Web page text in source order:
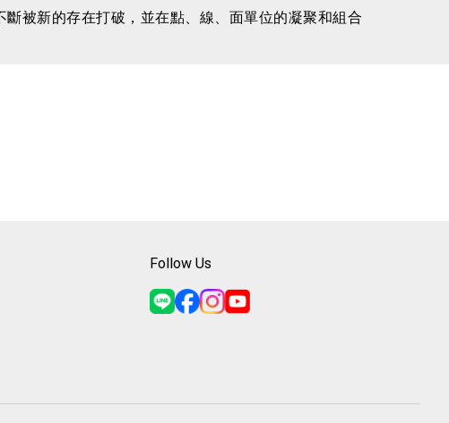
被新的存在打破，並在點、線、面單位的凝聚和組合
斷變化的宇宙秩序。他的作品引發觀眾的好奇心，並迫
現實之間微妙界限的探索，同時也是一次對抽象和具
Follow Us